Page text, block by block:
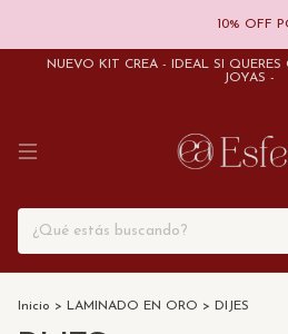
10% OFF POR
NUEVO KIT CREÁ - IDEAL SI QUERÉS
JOYAS -
Inicio > LAMINADO EN ORO > DIJES